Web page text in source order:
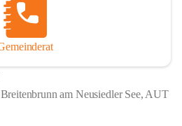
am Neusiedler See, AUT